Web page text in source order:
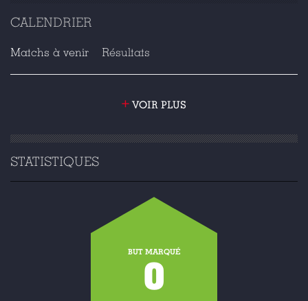
CALENDRIER
Matchs à venir Résultats
+ VOIR PLUS
STATISTIQUES
BUT MARQUÉ
0